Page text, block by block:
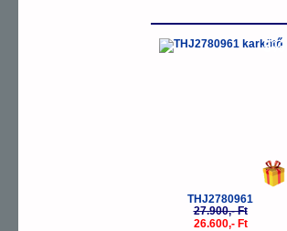
-5%
THJ2780961
27.900,- Ft
26.600,- Ft